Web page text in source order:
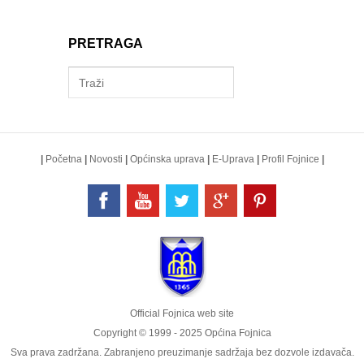
PRETRAGA
Početna Novosti Općinska uprava E-Uprava Profil Fojnice
Official Fojnica web site
Copyright © 1999 - 2025 Općina Fojnica
Sva prava zadržana. Zabranjeno preuzimanje sadržaja bez dozvole izdavača.